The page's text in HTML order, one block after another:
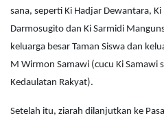
sana, seperti Ki Hadjar Dewantara,
Darmosugito dan Ki Sarmidi
keluarga besar Taman Siswa dan
M Wirmon Samawi (cucu Ki Samawi
Kedaulatan Rakyat).
Setelah itu, ziarah dilanjutkan ke